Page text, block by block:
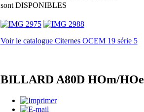
sont DISPONIBLES
Voir le catalogue Citernes OCEM 19 série 5
BILLARD A80D HOm/HOe